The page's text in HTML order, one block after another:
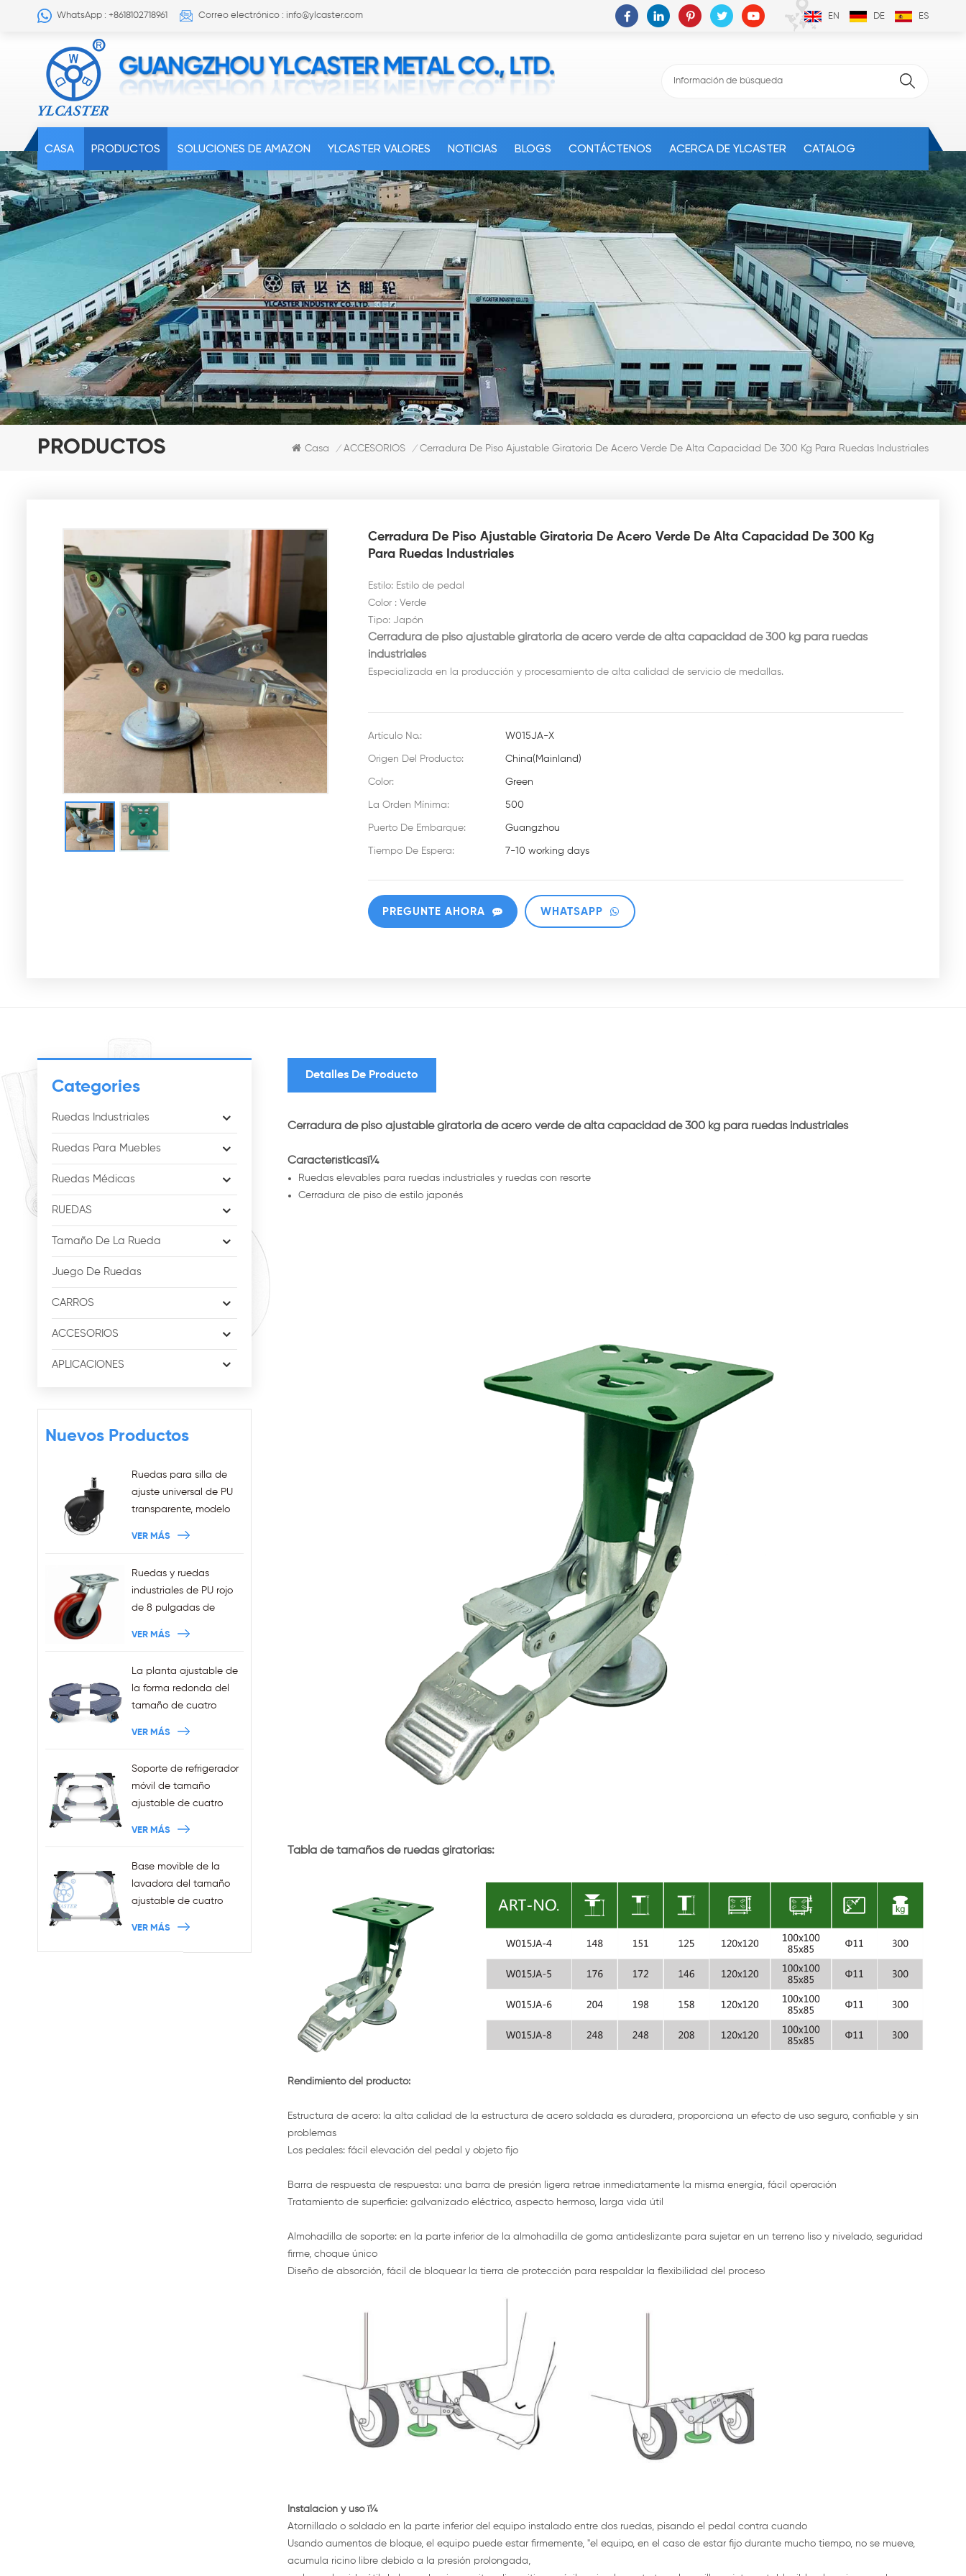
WhatsApp : +8618102718961 Correo electrónico : info@ylcaster.com EN DE ES
CASA PRODUCTOS SOLUCIONES DE AMAZON YLCASTER VALORES NOTICIAS BLOGS CONTÁCTENOS ACERCA DE YLCASTER CATALOG
PRODUCTOS Casa / ACCESORIOS / Cerradura De Piso Ajustable Giratoria De Acero Verde De Alta Capacidad De 300 Kg Para Ruedas Industriales
Cerradura De Piso Ajustable Giratoria De Acero Verde De Alta Capacidad De 300 Kg
Para Ruedas Industriales
Estilo: Estilo de pedal
Color : Verde
Tipo: Japón
Cerradura de piso ajustable giratoria de acero verde de alta capacidad de 300 kg para ruedas
industriales
Especializada en la producción y procesamiento de alta calidad de servicio de medallas.
Artículo No.: W015JA-X
Origen Del Producto: China(Mainland)
Color: Green
La Orden Mínima: 500
Puerto De Embarque: Guangzhou
Tiempo De Espera: 7-10 working days
PREGUNTE AHORA WHATSAPP
Categories
Ruedas Industriales
Ruedas Para Muebles
Ruedas Médicas
RUEDAS
Tamaño De La Rueda
Juego De Ruedas
CARROS
ACCESORIOS
APLICACIONES
Nuevos Productos
Ruedas para silla de
ajuste universal de PU
transparente, modelo
silla de oficina
enchufables, ventas al
por mayor
VER MÁS
Ruedas y ruedas
industriales de PU rojo
de 8 pulgadas de
VER MÁS
La planta ajustable de
la forma redonda del
tamaño de cuatro
VER MÁS
Soporte de refrigerador
móvil de tamaño
ajustable de cuatro
VER MÁS
Base movible de la
lavadora del tamaño
ajustable de cuatro
frenos
VER MÁS
Detalles De Producto
Cerradura de piso ajustable giratoria de acero verde de alta capacidad de 300 kg para ruedas industriales
Característicasï¼
Ruedas elevables para ruedas industriales y ruedas con resorte
Cerradura de piso de estilo japonés
Tabla de tamaños de ruedas giratorias:
Rendimiento del producto:
Estructura de acero: la alta calidad de la estructura de acero soldada es duradera, proporciona un efecto de uso seguro, confiable y sin
problemas
Los pedales: fácil elevación del pedal y objeto fijo
Barra de respuesta de respuesta: una barra de presión ligera retrae inmediatamente la misma energía, fácil operación
Tratamiento de superficie: galvanizado eléctrico, aspecto hermoso, larga vida útil
Almohadilla de soporte: en la parte inferior de la almohadilla de goma antideslizante para sujetar en un terreno liso y nivelado, seguridad
firme, choque único
Diseño de absorción, fácil de bloquear la tierra de protección para respaldar la flexibilidad del proceso
Instalación y uso ï¼
Atornillado o soldado en la parte inferior del equipo instalado entre dos ruedas, pisando el pedal contra cuando
Usando aumentos de bloque, el equipo puede estar firmemente, "el equipo, en el caso de estar fijo durante mucho tiempo, no se mueve,
acumula ricino libre debido a la presión prolongada,